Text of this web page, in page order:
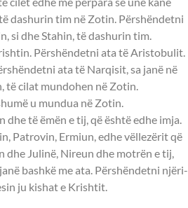
dashurin tim në Zotin. Përshëndetni
si dhe Stahin, të dashurin tim.
Përshëndetni ata të Aristobulit.
ata të Narqisit, sa janë në
të cilat mundohen në Zotin.
u mundua në Zotin.
të ëmën e tij, që është edhe imja.
Patrovin, Ermiun, edhe vëllezërit që
dhe Julinë, Nireun dhe motrën e tij,
bashkë me ata. Përshëndetni njëri-
ju kishat e Krishtit.